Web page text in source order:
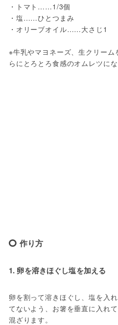
・トマト……1/3個
・塩……ひとつまみ
・オリーブオイル……大さじ1
※牛乳やマヨネーズ、生クリーム
らにとろとろ食感のオムレツにな
作り方
1. 卵を溶きほぐし塩を加える
卵を割って溶きほぐし、塩を入
てないよう、お箸を垂直に入れ
混ざります。